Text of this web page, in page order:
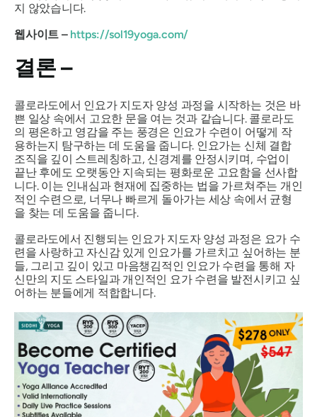
지 않았습니다.
웹사이트 – https://sol19yoga.com/
결론 –
콜로라도에서 인요가 지도자 양성 과정을 시작하는 것은 바
쁜 일상 속에서 고요한 문을 여는 것과 같습니다. 콜로라도
의 평온하고 영감을 주는 풍경은 인요가 수련이 어떻게 작
용하는지 탐구하는 데 도움을 줍니다. 인요가는 신체 결합
조직을 깊이 스트레칭하고, 신경계를 안정시키며, 수업이
끝난 후에도 오랫동안 지속되는 평화로운 고요함을 선사합
니다. 이는 인내심과 현재에 집중하는 법을 가르쳐주는 개인
적인 수련으로, 너무나 빠르게 돌아가는 세상 속에서 균형
을 찾는 데 도움을 줍니다.
콜로라도에서 진행되는 인요가 지도자 양성 과정은 요가 수
련을 사랑하고 자신감 있게 인요가를 가르치고 싶어하는 분
들, 그리고 깊이 있고 마음챙김적인 인요가 수련을 통해 자
신만의 지도 스타일과 개인적인 요가 수련을 발전시키고 싶
어하는 분들에게 적합합니다.